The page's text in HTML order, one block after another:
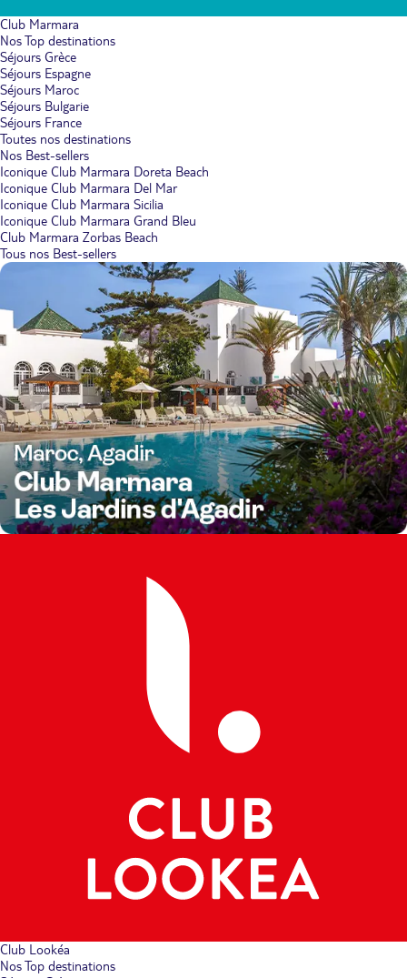
Club Marmara
Nos Top destinations
Séjours Grèce
Séjours Espagne
Séjours Maroc
Séjours Bulgarie
Séjours France
Toutes nos destinations
Nos Best-sellers
Iconique Club Marmara Doreta Beach
Iconique Club Marmara Del Mar
Iconique Club Marmara Sicilia
Iconique Club Marmara Grand Bleu
Club Marmara Zorbas Beach
Tous nos Best-sellers
Club Lookéa
Nos Top destinations